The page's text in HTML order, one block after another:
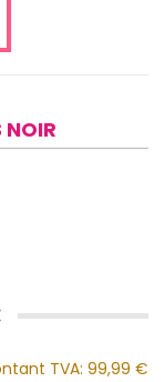
TVA: 99,99 €